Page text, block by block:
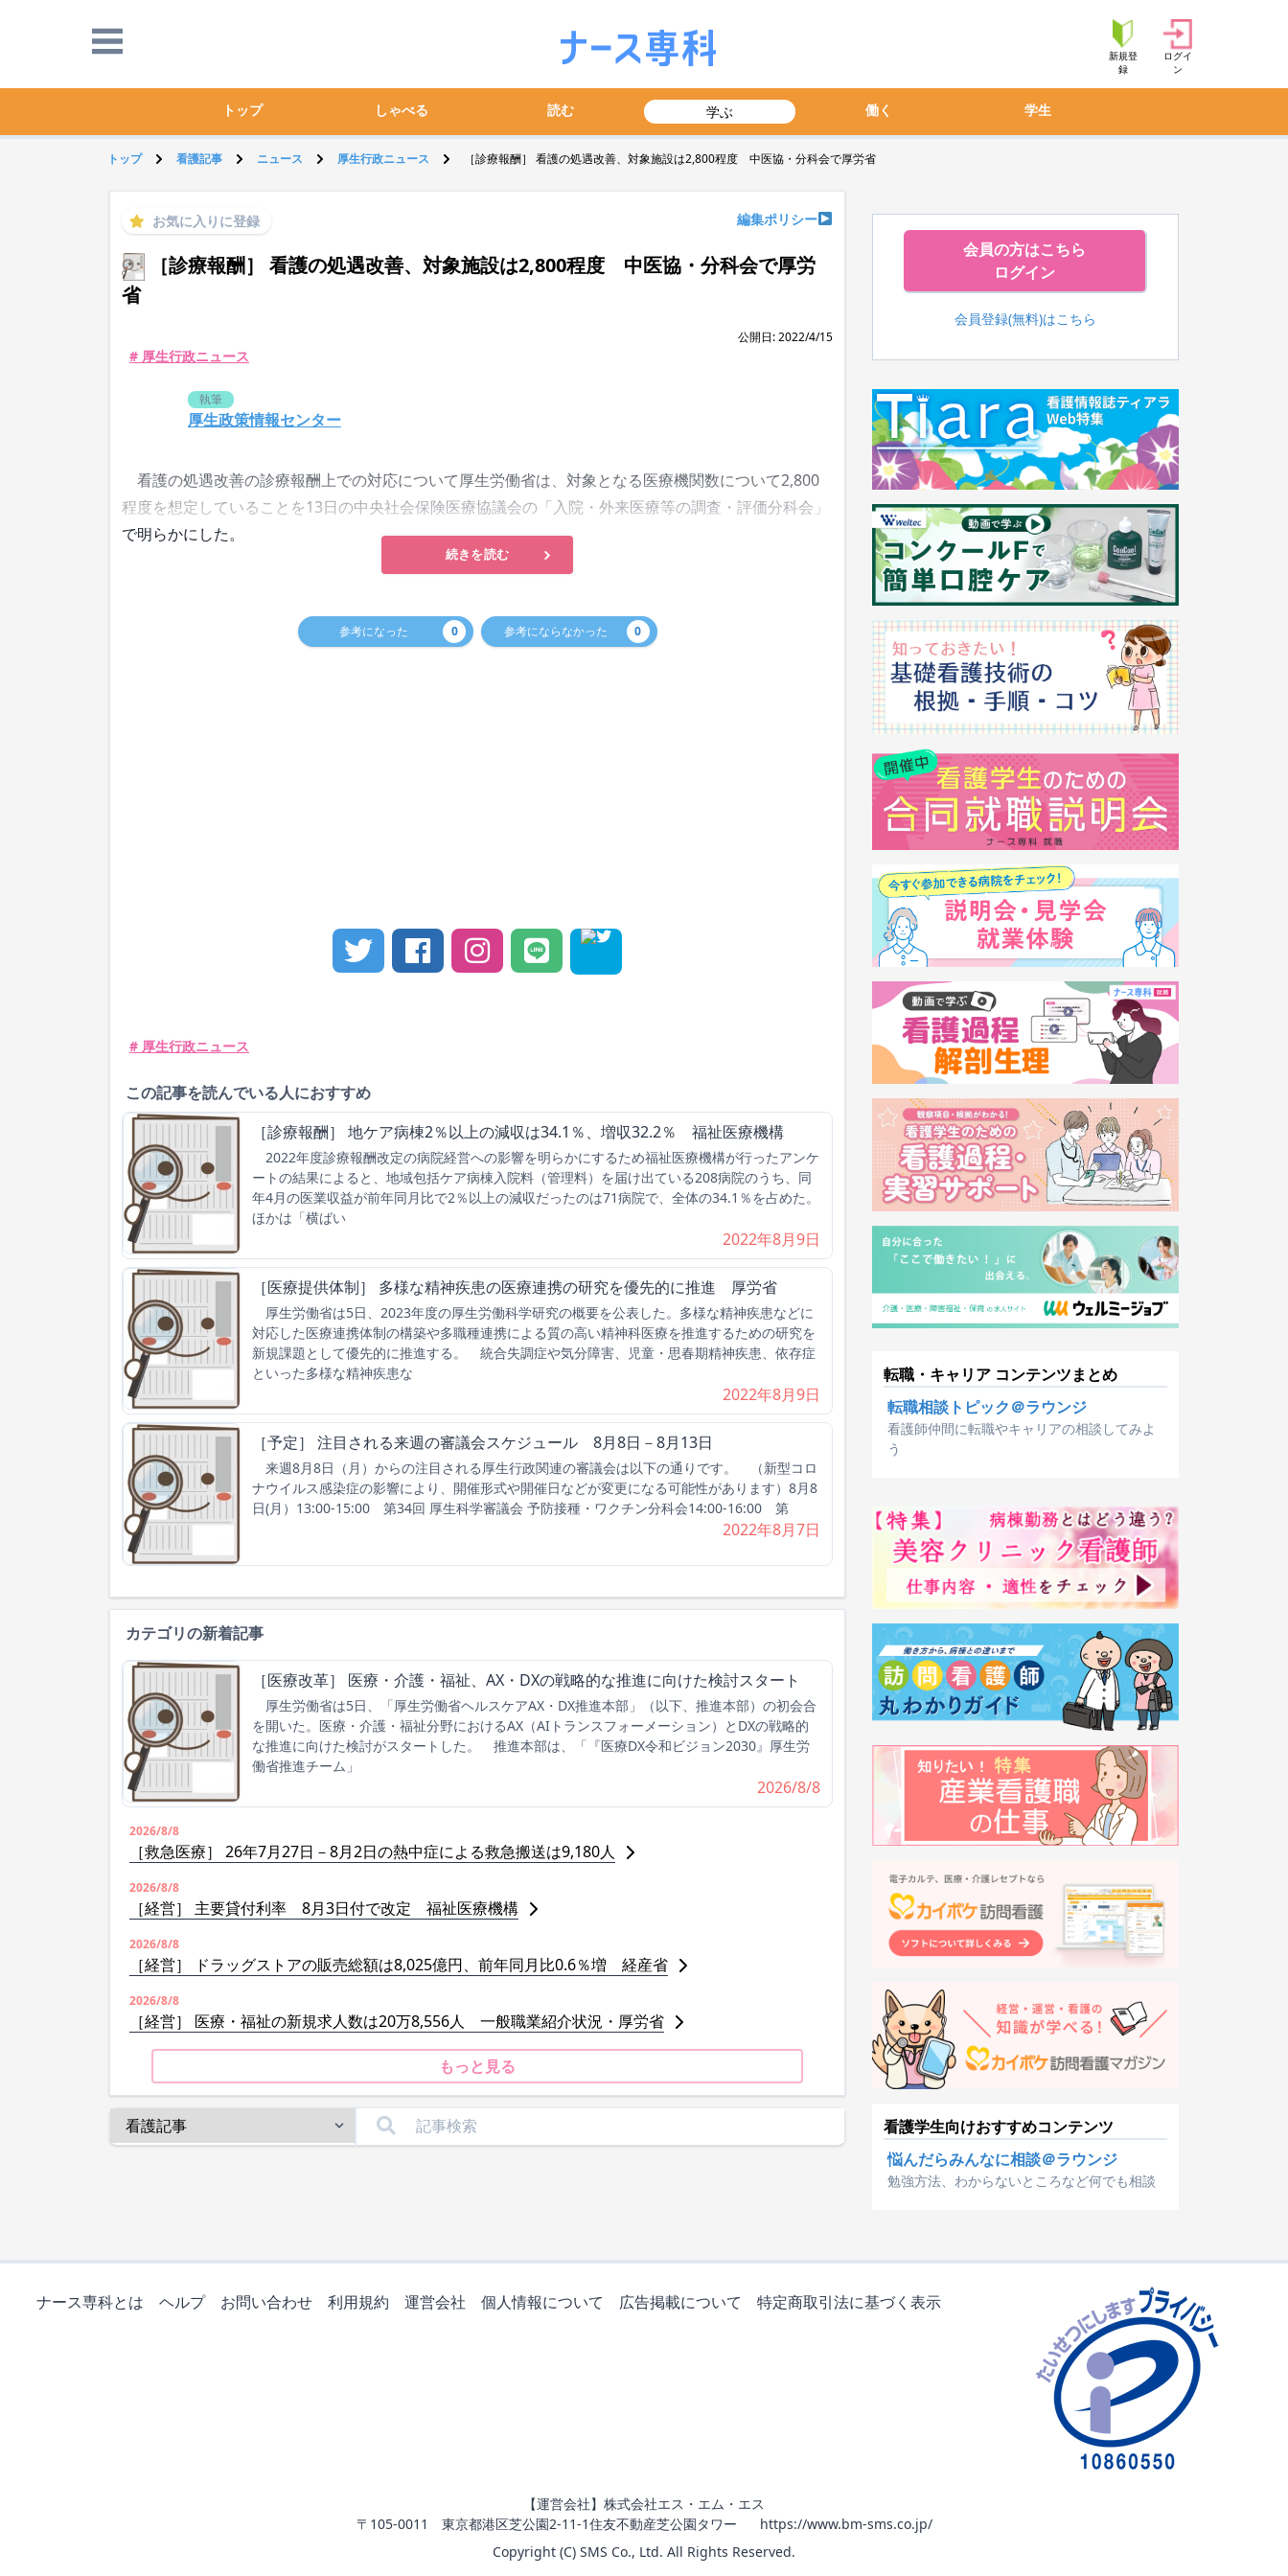
新規登
録
ログイ
ン
トップ しゃべる 読む 学ぶ 働く 学生
トップ 看護記事 ニュース 厚生行政ニュース ［診療報酬］ 看護の処遇改善、対象施設は2,800程度 中医協・分科会で厚労省
お気に入りに登録 編集ポリシー
［診療報酬］ 看護の処遇改善、対象施設は2,800程度 中医協・分科会で厚労
省
公開日: 2022/4/15
# 厚生行政ニュース
執筆
厚生政策情報センター
看護の処遇改善の診療報酬上での対応について厚生労働省は、対象となる医療機関数について2,800
程度を想定していることを13日の中央社会保険医療協議会の「入院・外来医療等の調査・評価分科会」
で明らかにした。
続きを読む
参考になった 0 参考にならなかった 0
# 厚生行政ニュース
この記事を読んでいる人におすすめ
［診療報酬］ 地ケア病棟2％以上の減収は34.1％、増収32.2％ 福祉医療機構
2022年度診療報酬改定の病院経営への影響を明らかにするため福祉医療機構が行ったアンケ
ートの結果によると、地域包括ケア病棟入院料（管理料）を届け出ている208病院のうち、同
年4月の医業収益が前年同月比で2％以上の減収だったのは71病院で、全体の34.1％を占めた。
ほかは「横ばい
2022年8月9日
［医療提供体制］ 多様な精神疾患の医療連携の研究を優先的に推進 厚労省
厚生労働省は5日、2023年度の厚生労働科学研究の概要を公表した。多様な精神疾患などに
対応した医療連携体制の構築や多職種連携による質の高い精神科医療を推進するための研究を
新規課題として優先的に推進する。 統合失調症や気分障害、児童・思春期精神疾患、依存症
といった多様な精神疾患な
2022年8月9日
［予定］ 注目される来週の審議会スケジュール 8月8日－8月13日
来週8月8日（月）からの注目される厚生行政関連の審議会は以下の通りです。 （新型コロ
ナウイルス感染症の影響により、開催形式や開催日などが変更になる可能性があります）8月8
日(月）13:00-15:00 第34回 厚生科学審議会 予防接種・ワクチン分科会14:00-16:00 第
2022年8月7日
カテゴリの新着記事
［医療改革］ 医療・介護・福祉、AX・DXの戦略的な推進に向けた検討スタート
厚生労働省は5日、「厚生労働省ヘルスケアAX・DX推進本部」（以下、推進本部）の初会合
を開いた。医療・介護・福祉分野におけるAX（AIトランスフォーメーション）とDXの戦略的
な推進に向けた検討がスタートした。 推進本部は、「『医療DX令和ビジョン2030』厚生労
働省推進チーム」
2026/8/8
2026/8/8
［救急医療］ 26年7月27日－8月2日の熱中症による救急搬送は9,180人
2026/8/8
［経営］ 主要貸付利率 8月3日付で改定 福祉医療機構
2026/8/8
［経営］ ドラッグストアの販売総額は8,025億円、前年同月比0.6％増 経産省
2026/8/8
［経営］ 医療・福祉の新規求人数は20万8,556人 一般職業紹介状況・厚労省
もっと見る
会員の方はこちら
ログイン
会員登録(無料)はこちら
転職・キャリア コンテンツまとめ
転職相談トピック＠ラウンジ
看護師仲間に転職やキャリアの相談してみよ
う
看護学生向けおすすめコンテンツ
悩んだらみんなに相談＠ラウンジ
勉強方法、わからないところなど何でも相談
ナース専科とは ヘルプ お問い合わせ 利用規約 運営会社 個人情報について 広告掲載について 特定商取引法に基づく表示
【運営会社】株式会社エス・エム・エス
〒105-0011 東京都港区芝公園2-11-1住友不動産芝公園タワー
https://www.bm-sms.co.jp/
Copyright (C) SMS Co., Ltd. All Rights Reserved.